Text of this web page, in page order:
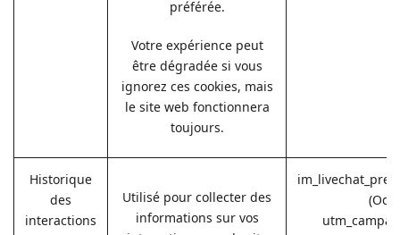
préférée.
Votre expérience peut
être dégradée si vous
ignorez ces cookies, mais
le site web fonctionnera
toujours.
Historique
des
interactions
Utilisé pour collecter des
informations sur vos